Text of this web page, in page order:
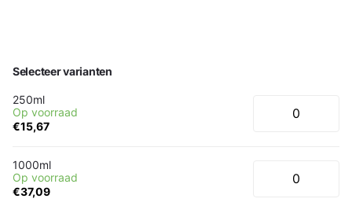
Selecteer varianten
250ml
Op voorraad
€15,67
1000ml
Op voorraad
€37,09